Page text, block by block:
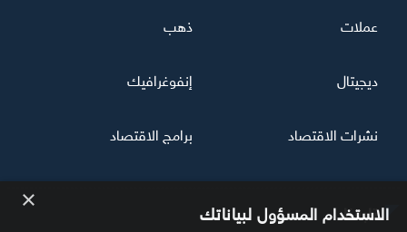
تابعنا
عملات ذهب
ديجيتال إنفوغرافيك
نشرات الاقتصاد برامج الاقتصاد
× الاستخدام المسؤول لبياناتك